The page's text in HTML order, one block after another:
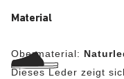
Material
Obermaterial:
Dieses Leder zeigt